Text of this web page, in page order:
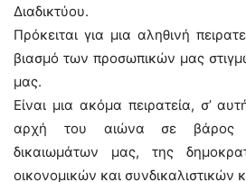
Διαδικτύου.
Πρόκειται για μια αληθινή
βιασμό των προσωπικών μας
μας.
Είναι μια ακόμα πειρατεία, σ’
αρχή του αιώνα σε βάρος
δικαιωμάτων μας, της
οικονομικών και